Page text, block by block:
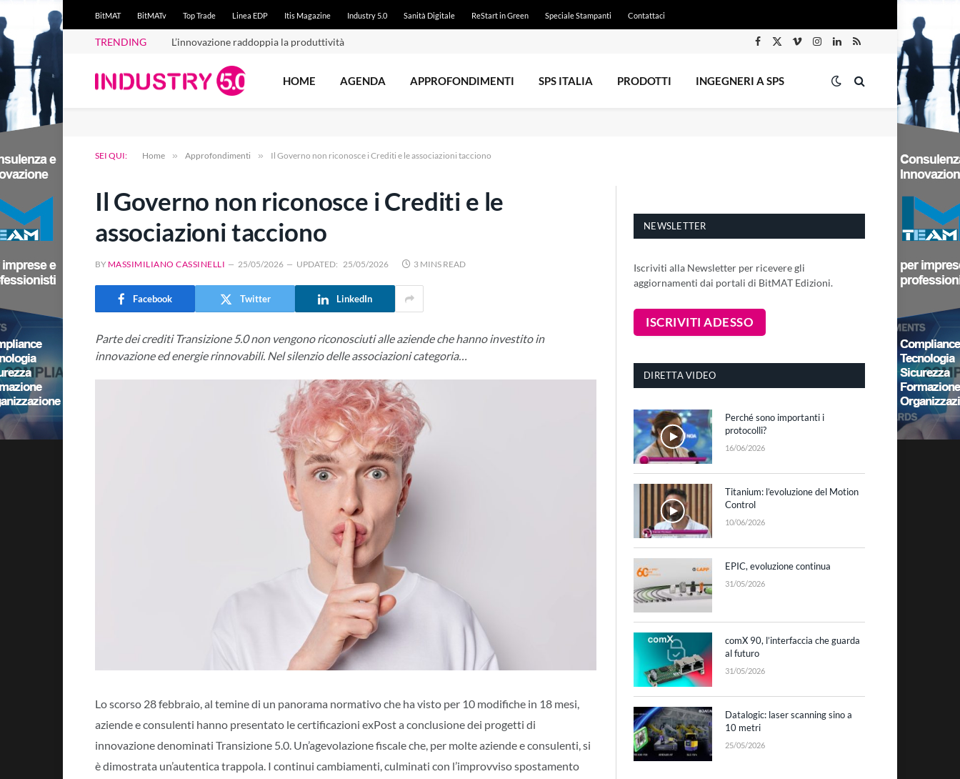
BitMAT BitMATv Top Trade Linea EDP Itis Magazine Industry 5.0 Sanità Digitale ReStart in Green Speciale Stampanti Contattaci
TRENDING Iperammortamento 2026: conferme dal 21 luglio
Facebook
X
VimeoInstagram
LinkedIn
RSS
HOME AGENDA APPROFONDIMENTI SPS ITALIA PRODOTTI INGEGNERI A SPS
SEI QUI: Home » Approfondimenti » Il Governo non riconosce i Crediti e le associazioni tacciono
Il Governo non riconosce i Crediti e le
associazioni tacciono
BY MASSIMILIANO CASSINELLI 25/05/2026 UPDATED: 25/05/2026 3 MINS READ
Facebook Twitter LinkedIn
Parte dei crediti Transizione 5.0 non vengono riconosciuti alle aziende che hanno investito in
innovazione ed energie rinnovabili. Nel silenzio delle associazioni categoria…
Lo scorso 28 febbraio, al temine di un panorama normativo che ha visto per 10 modifiche in 18 mesi,
aziende e consulenti hanno presentato le certificazioni exPost a conclusione dei progetti di
innovazione denominati Transizione 5.0. Un’agevolazione fiscale che, per molte aziende e consulenti, si
è dimostrata un’autentica trappola. I continui cambiamenti, culminati con l’improvviso spostamento
NEWSLETTER
Iscriviti alla Newsletter per ricevere gli
aggiornamenti dai portali di BitMAT Edizioni.
DIRETTA VIDEO
Perché sono importanti i
protocolli?
16/06/2026
Titanium: l’evoluzione del Motion
Control
10/06/2026
EPIC, evoluzione continua
31/05/2026
comX 90, l’interfaccia che guarda
al futuro
31/05/2026
Datalogic: laser scanning sino a
10 metri
25/05/2026